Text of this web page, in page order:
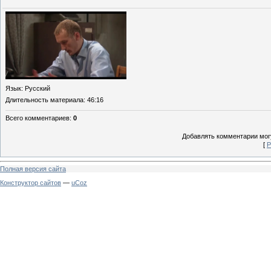
Язык: Русский
Длительность материала: 46:16
Всего комментариев: 0
Добавлять комментарии
[
Полная версия сайта
Конструктор сайтов — uCoz